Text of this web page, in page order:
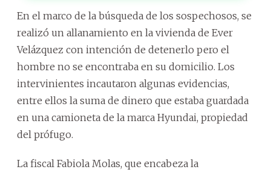
En el marco de la búsqueda de los sospechosos, se
realizó un allanamiento en la vivienda de Ever
Velázquez con intención de detenerlo pero el
hombre no se encontraba en su domicilio. Los
intervinientes incautaron algunas evidencias,
entre ellos la suma de dinero que estaba guardada
en una camioneta de la marca Hyundai, propiedad
del prófugo.
La fiscal Fabiola Molas, que encabeza la